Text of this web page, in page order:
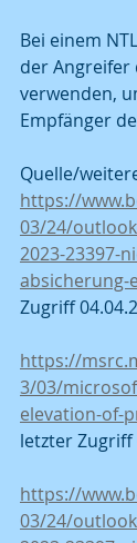
Bei einem
der Angreifer
verwenden,
Empfänger
Quelle/
https://
03/24/
2023-23397-
Zugriff
https://
3/03/
elevation-of-
letzter Zugriff
https://
03/24/